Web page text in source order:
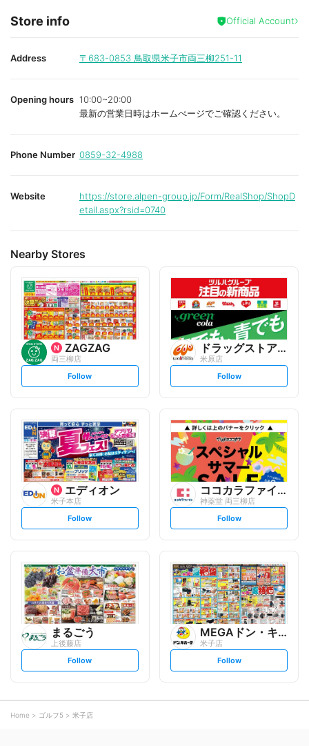
i
t
Store info Official Account
Address 〒683-0853 鳥取県米子市両三柳251-11
Opening hours 10:00~20:00
最新の営業日時はホームぺージでご確認ください。
Phone Number 0859-32-4988
Website
https://store.alpen-group.jp/Form/RealShop/ShopD
etail.aspx?rsid=0740
Nearby Stores
ZAGZAG
両三柳店
s
t
l
o
w
Follow
ドラッグストアウェルネス
米原店
s
t
l
o
w
Follow
エディオン
米子本店
s
t
l
o
w
Follow
ココカラファイン
神薬堂 両三柳店
s
t
l
o
w
Follow
まるごう
上後藤店
s
t
o
w
Follow
MEGAドン・キホーテ
米子店
s
t
Follow
Home ゴルフ5 米子店